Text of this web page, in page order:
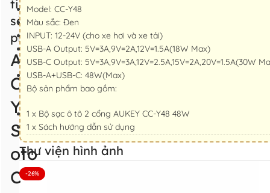
tiết
sản
phẩm
Aukey
CC-
Y48
Sạc
oto
Công
Model: CC-Y48
Màu sắc: Đen
INPUT: 12-24V (cho xe hơi và xe tải)
USB-A Output: 5V=3A,9V=2A,12V=1.5A(18W Max)
USB-C Output: 5V=3A,9V=3A,12V=2.5A,15V=2A,20V=1.5A(30W
USB-A+USB-C: 48W(Max)
Bộ sản phẩm bao gồm:
1 x Bộ sạc ô tô 2 cổng AUKEY CC-Y48 48W
1 x Sách hướng dẫn sử dụng
Thư viện hình ảnh
-26%